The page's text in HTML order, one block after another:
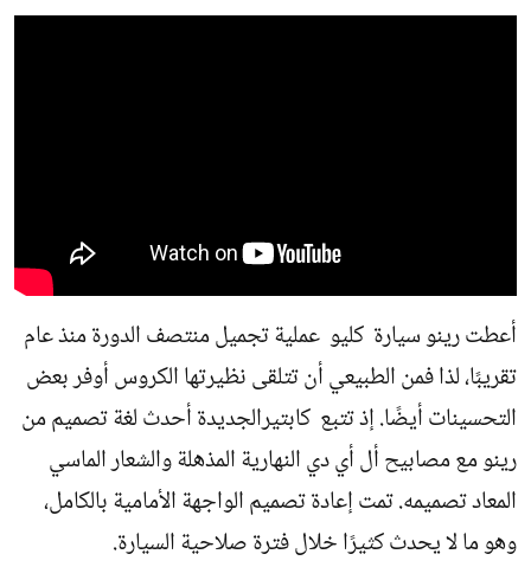
أعطت رينو سيارة كليو عملية تجميل منتصف الدورة منذ عام
تقريبًا، لذا فمن الطبيعي أن تتلقى نظيرتها الكروس أوفر بعض
التحسينات أيضًا. إذ تتبع كابتيرالجديدة أحدث لغة تصميم من
رينو مع مصابيح أل أي دي النهارية المذهلة والشعار الماسي
المعاد تصميمه. تمت إعادة تصميم الواجهة الأمامية بالكامل،
وهو ما لا يحدث كثيرًا خلال فترة صلاحية السيارة.